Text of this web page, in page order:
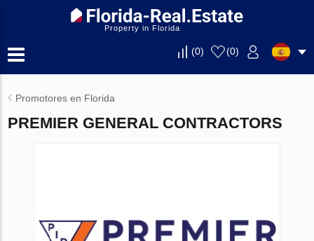
Property in Florida
(0) (0)
Promotores en Florida
PREMIER GENERAL CONTRACTORS